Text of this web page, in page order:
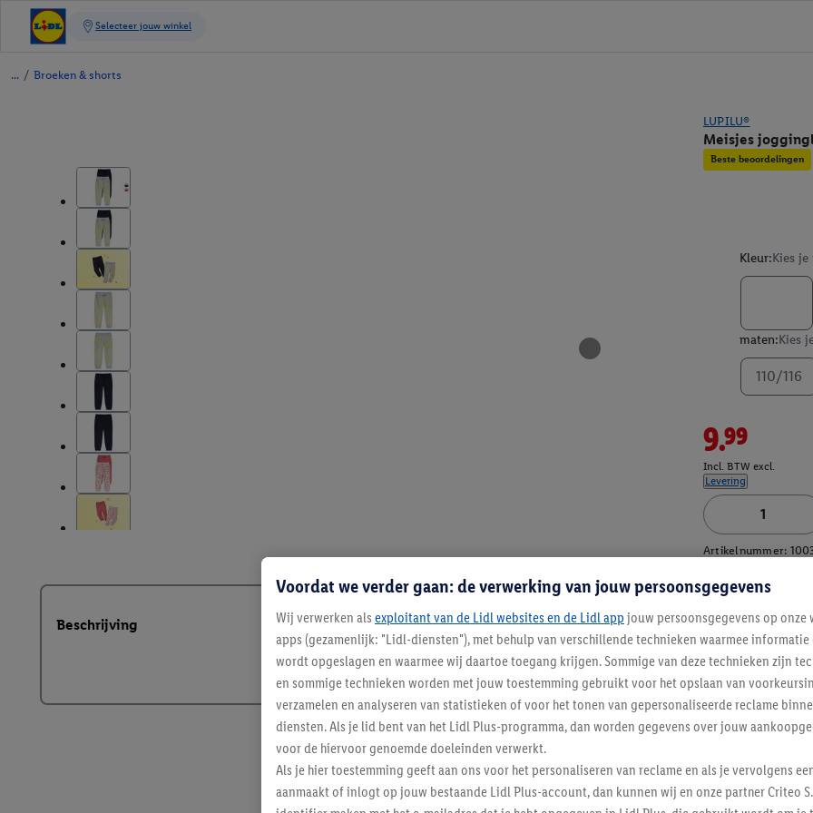
/ Broeken & shorts
LUPILU®
Meisjes
Beste beoordelingen
Kleur:Kies
maten:Kies
110/116
9.99
Incl. BTW excl.
Levering
Artikelnummer:
Beschrijving
Voordat we verder gaan: de verwerking van jouw persoonsgegevens
Wij verwerken als exploitant van de Lidl websites en de Lidl app jouw persoonsgegevens op onze
apps (gezamenlijk: "Lidl-diensten"), met behulp van verschillende technieken waarmee
wordt opgeslagen en waarmee wij daartoe toegang krijgen. Sommige van deze technieken zijn
en sommige technieken worden met jouw toestemming gebruikt voor het opslaan van
verzamelen en analyseren van statistieken of voor het tonen van gepersonaliseerde reclame
diensten. Als je lid bent van het Lidl Plus-programma, dan worden gegevens over jouw
voor de hiervoor genoemde doeleinden verwerkt.
Als je hier toestemming geeft aan ons voor het personaliseren van reclame en als je vervolgens
aanmaakt of inlogt op jouw bestaande Lidl Plus-account, dan kunnen wij en onze partner Criteo